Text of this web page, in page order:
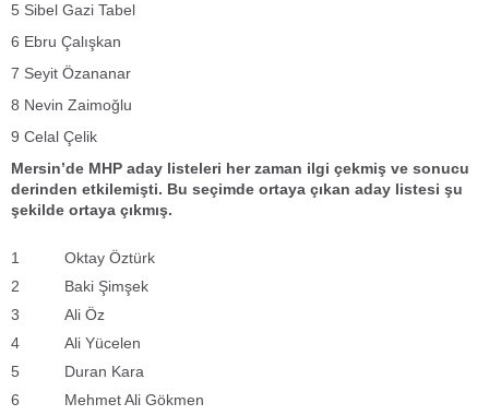
5 Sibel Gazi Tabel
6 Ebru Çalışkan
7 Seyit Özananar
8 Nevin Zaimoğlu
9 Celal Çelik
Mersin’de MHP aday listeleri her zaman ilgi çekmiş ve sonucu
derinden etkilemişti. Bu seçimde ortaya çıkan aday listesi şu
şekilde ortaya çıkmış.
1
Oktay Öztürk
2
Baki Şimşek
3
Ali Öz
4
Ali Yücelen
5
Duran Kara
6
Mehmet Ali Gökmen